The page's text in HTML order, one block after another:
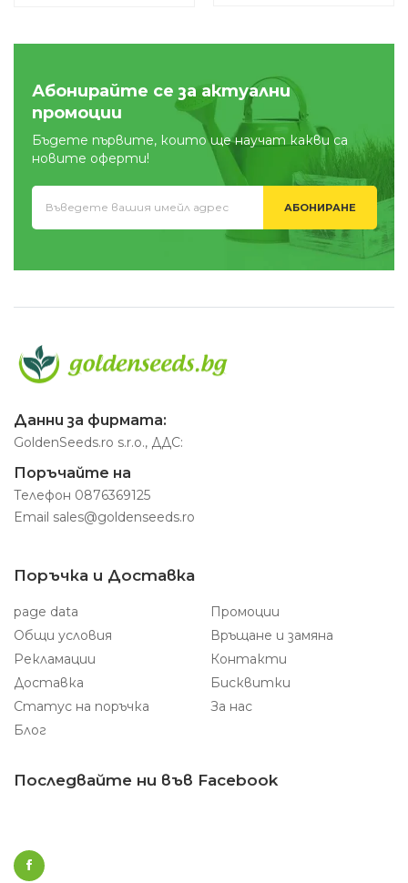
Абонирайте се за актуални
промоции
Бъдете първите, които ще научат какви са
новите оферти!
АБОНИРАНЕ
Данни за фирмата:
GoldenSeeds.ro s.r.o., ДДС:
Поръчайте на
Телефон 0876369125
Email sales@goldenseeds.ro
Поръчка и Доставка
page data
Промоции
Общи условия
Връщане и замяна
Рекламации
Контакти
Доставка
Бисквитки
Статус на поръчка
За нас
Блог
Последвайте ни във Facebook